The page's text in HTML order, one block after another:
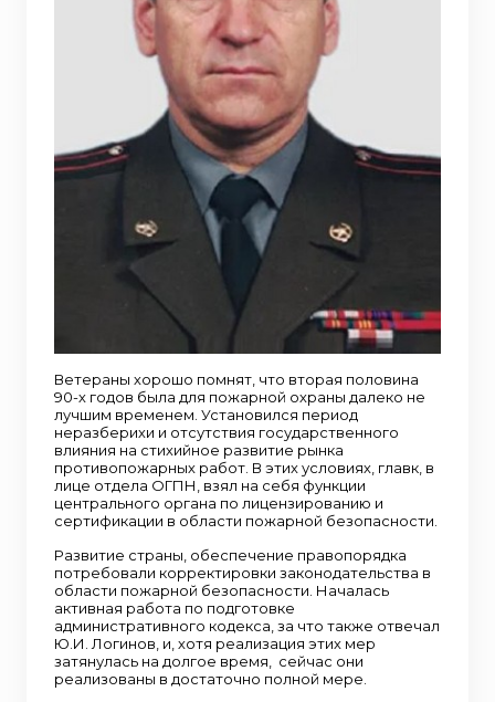
Ветераны хорошо помнят, что вторая половина
90-х годов была для пожарной охраны далеко не
лучшим временем. Установился период
неразберихи и отсутствия государственного
влияния на стихийное развитие рынка
противопожарных работ. В этих условиях, главк, в
лице отдела ОГПН, взял на себя функции
центрального органа по лицензированию и
сертификации в области пожарной безопасности.
Развитие страны, обеспечение правопорядка
потребовали корректировки законодательства в
области пожарной безопасности. Началась
активная работа по подготовке
административного кодекса, за что также отвечал
Ю.И. Логинов, и, хотя реализация этих мер
затянулась на долгое время, сейчас они
реализованы в достаточно полной мере.